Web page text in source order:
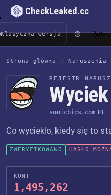
CheckLeaked.cc
Klasyczna wersja
Strona główna / Naruszenia
REJESTR
sonicbids.com
Co wyciekło, kiedy się to
ZWERYFIKOWANO HASŁO
KONT
1,495,262